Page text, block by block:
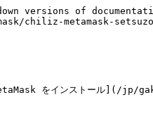
versions of
chiliz-metamask-
[MetaMask をインストー